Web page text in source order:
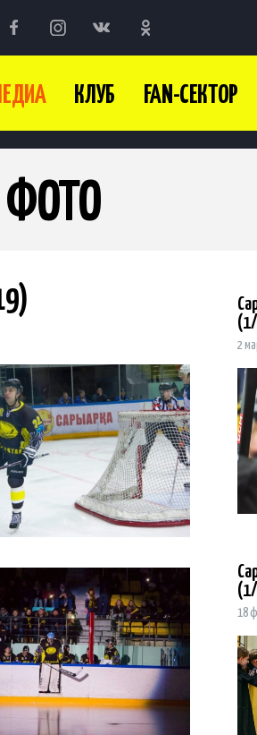
КЛУБ FAN-СЕКТОР
ФОТО
2
18